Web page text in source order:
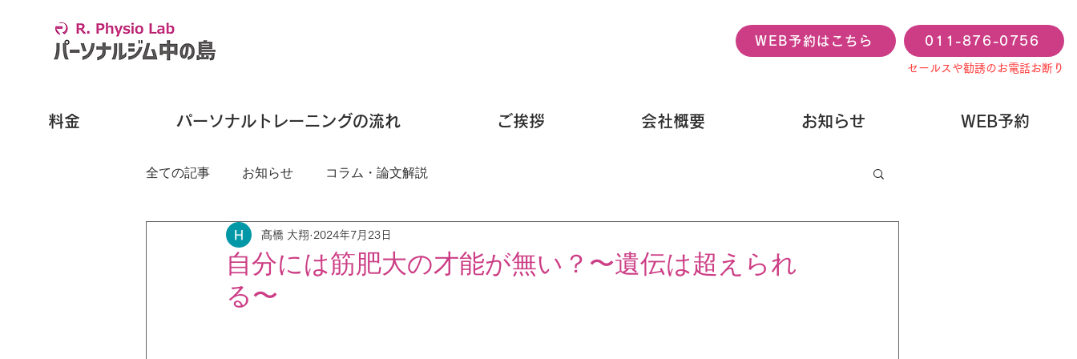
WEB予約はこちら 011-876-0756
セールスや勧誘のお電話お断り
料金 パーソナルトレーニングの流れ ご挨拶 会社概要 お知らせ WEB予約
全ての記事 お知らせ コラム・論文解説
自分には筋肥大の才能が無い？〜遺伝は超えられ
る〜
髙橋 大翔 2024年7月23日